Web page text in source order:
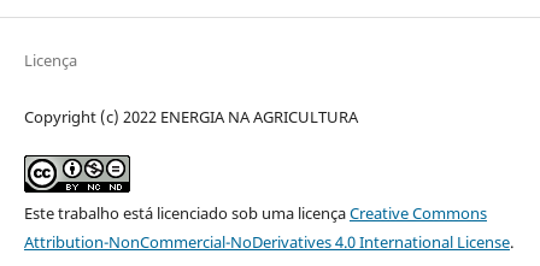
Licença
Copyright (c) 2022 ENERGIA NA AGRICULTURA
Este trabalho está licenciado sob uma licençaCreative Commons
Attribution-NonCommercial-NoDerivatives 4.0 International License.